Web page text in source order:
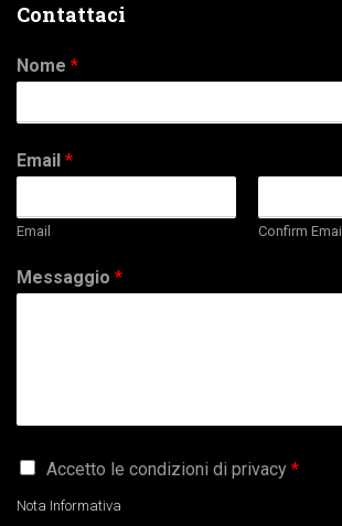
Contattaci
Nome *
Email *
Email Confirm Email
Messaggio *
G
P
Accetto le condizioni di privacy *
Nota Informativa